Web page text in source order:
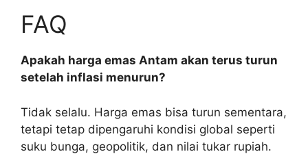
FAQ
Apakah harga emas Antam akan terus turun
setelah inflasi menurun?
Tidak selalu. Harga emas bisa turun sementara,
tetapi tetap dipengaruhi kondisi global seperti
suku bunga, geopolitik, dan nilai tukar rupiah.